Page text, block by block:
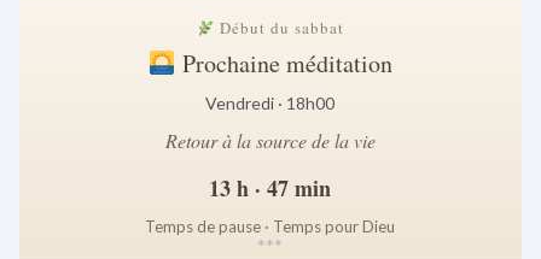
Début du sabbat
Prochaine méditation
Vendredi · 18h00
Retour à la source de la vie
13 h · 47 min
Temps de pause · Temps pour Dieu
***